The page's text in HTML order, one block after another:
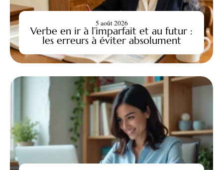
Verbe en ir à l’imparfait et au futur :
les erreurs à éviter absolument
5 août 2026